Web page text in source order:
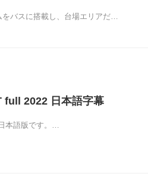
バスに搭載し、台場エリアだ…
full 2022 日本語字幕
本語版です。…